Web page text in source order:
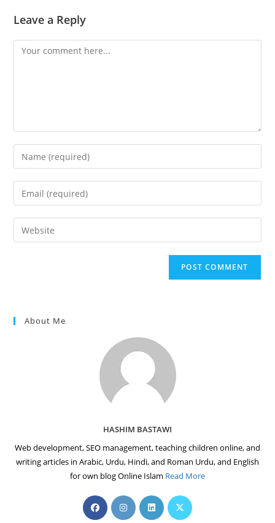
Leave a Reply
Comment
Enter
your
name
comment
Enter
your
email
address
Enter
your
About Me
HASHIM BASTAWI
Web development, SEO management, teaching children online, and
writing articles in Arabic, Urdu, Hindi, and Roman Urdu, and English
for own blog Online Islam Read More
Opens
in
Opens
in
Opens
in
Opens